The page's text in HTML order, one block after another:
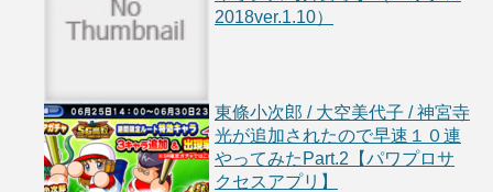
2018ver.1.10）
東條小次郎 / 大空美代子 / 神宮寺
光が追加されたので早速１０連
やってみたPart.2【パワプロサ
クセスアプリ】